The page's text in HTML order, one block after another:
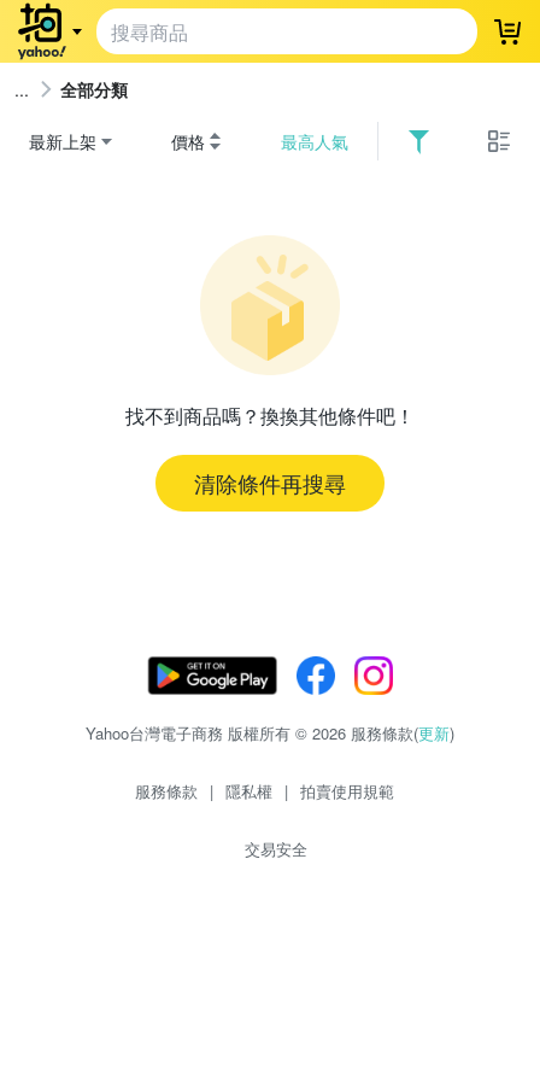
登
全部分類
最新上架 價格 最高人氣
找不到商品嗎？換換其他條件吧！
清除條件再搜尋
Yahoo台灣電子商務 版權所有 © 2026 服務條款(更新)
服務條款 | 隱私權 | 拍賣使用規範
交易安全